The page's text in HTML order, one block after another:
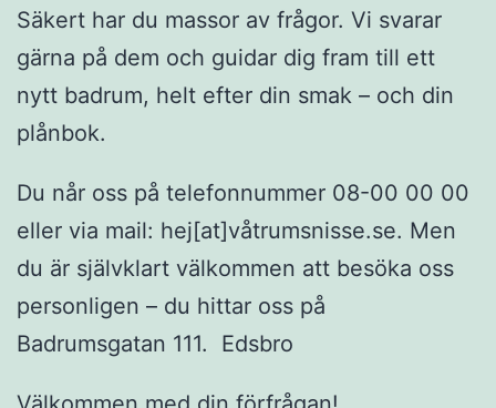
Säkert har du massor av frågor. Vi svarar
gärna på dem och guidar dig fram till ett
nytt badrum, helt efter din smak – och din
plånbok.
Du når oss på telefonnummer 08-00 00 00
eller via mail: hej[at]våtrumsnisse.se. Men
du är självklart välkommen att besöka oss
personligen – du hittar oss på
Badrumsgatan 111. Edsbro